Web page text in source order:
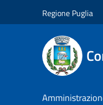
Regione Puglia